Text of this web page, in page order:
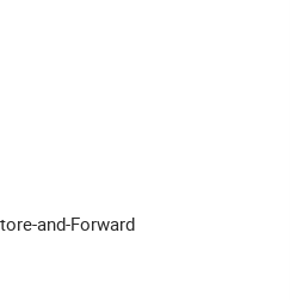
and-Forward